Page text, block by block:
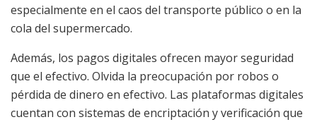
especialmente en el caos del transporte público o en la
cola del supermercado.
Además, los pagos digitales ofrecen mayor seguridad
que el efectivo. Olvida la preocupación por robos o
pérdida de dinero en efectivo. Las plataformas digitales
cuentan con sistemas de encriptación y verificación que